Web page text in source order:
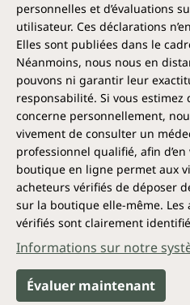
personnelles et d’évaluations
utilisateur. Ces déclarations
Elles sont publiées dans le
Néanmoins, nous nous en
pouvons ni garantir leur
responsabilité. Si vous estimez
concerne personnellement,
vivement de consulter un
professionnel qualifié, afin
boutique en ligne permet aux
acheteurs vérifiés de déposer
sur la boutique elle-même. Les
vérifiés sont clairement
Informations sur notre
Évaluer maintenant